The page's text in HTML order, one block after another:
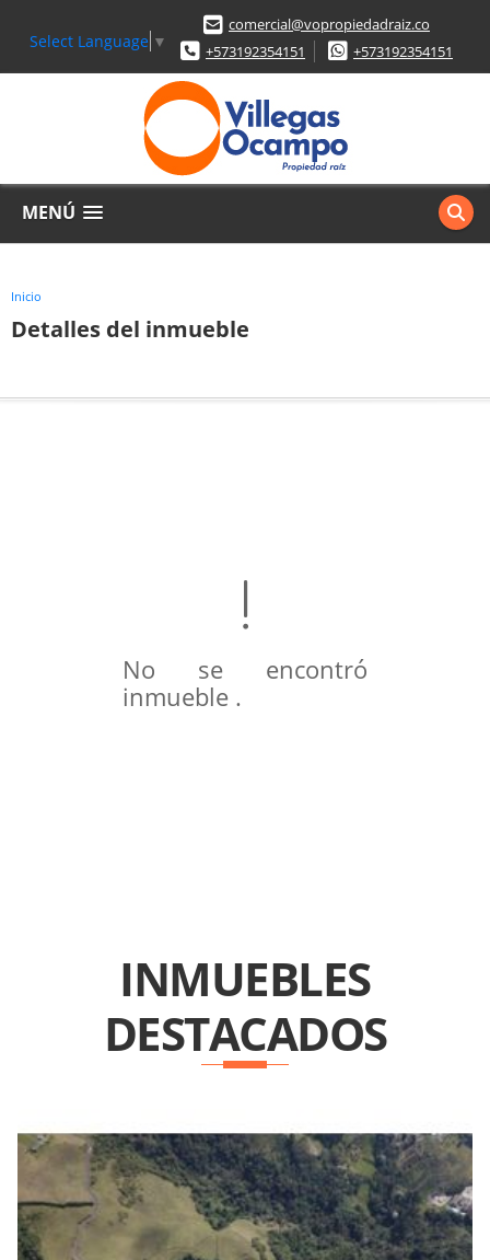
Select Language ▼
comercial@vopropiedadraiz.co
+573192354151
+573192354151
MENÚ
Inicio
Detalles del inmueble
No se encontró
inmueble .
INMUEBLES
DESTACADOS